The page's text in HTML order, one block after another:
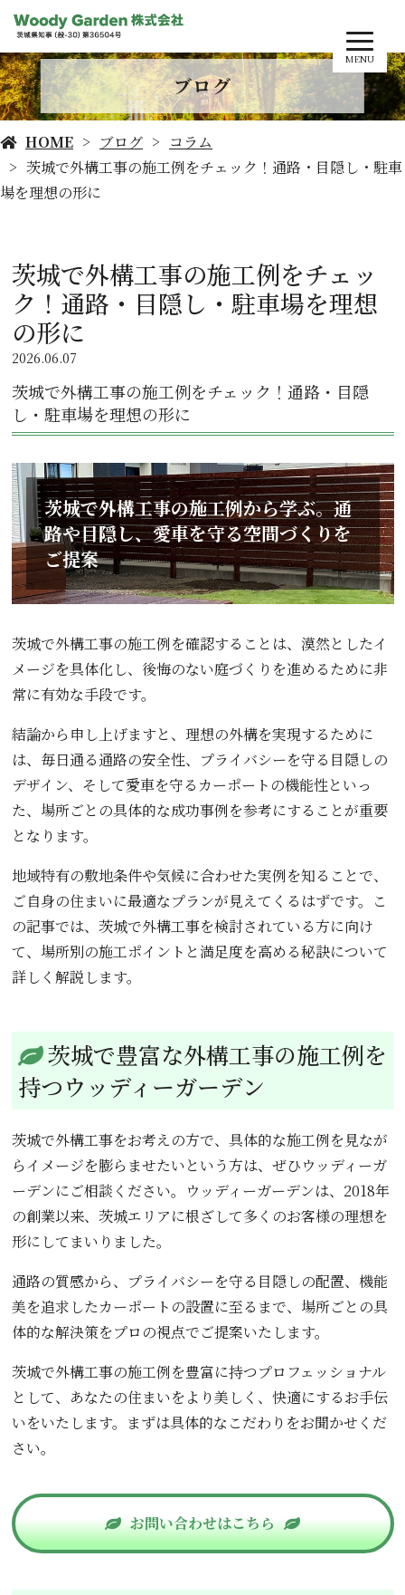
MENU
ブログ
HOME ブログ
コラム
茨城で外構工事の施工例をチェック！通路・目隠し・駐車
場を理想の形に
茨城で外構工事の施工例をチェッ
ク！通路・目隠し・駐車場を理想
の形に
2026.06.07
茨城で外構工事の施工例をチェック！通路・目隠
し・駐車場を理想の形に
茨城で外構工事の施工例から学ぶ。通
路や目隠し、愛車を守る空間づくりを
ご提案
茨城で外構工事の施工例を確認することは、漠然としたイ
メージを具体化し、後悔のない庭づくりを進めるために非
常に有効な手段です。
結論から申し上げますと、理想の外構を実現するために
は、毎日通る通路の安全性、プライバシーを守る目隠しの
デザイン、そして愛車を守るカーポートの機能性といっ
た、場所ごとの具体的な成功事例を参考にすることが重要
となります。
地域特有の敷地条件や気候に合わせた実例を知ることで、
ご自身の住まいに最適なプランが見えてくるはずです。こ
の記事では、茨城で外構工事を検討されている方に向け
て、場所別の施工ポイントと満足度を高める秘訣について
詳しく解説します。
茨城で豊富な外構工事の施工例を
持つウッディーガーデン
茨城で外構工事をお考えの方で、具体的な施工例を見なが
らイメージを膨らませたいという方は、ぜひウッディーガ
ーデンにご相談ください。ウッディーガーデンは、2018年
の創業以来、茨城エリアに根ざして多くのお客様の理想を
形にしてまいりました。
通路の質感から、プライバシーを守る目隠しの配置、機能
美を追求したカーポートの設置に至るまで、場所ごとの具
体的な解決策をプロの視点でご提案いたします。
茨城で外構工事の施工例を豊富に持つプロフェッショナル
として、あなたの住まいをより美しく、快適にするお手伝
いをいたします。まずは具体的なこだわりをお聞かせくだ
さい。
お問い合わせはこちら